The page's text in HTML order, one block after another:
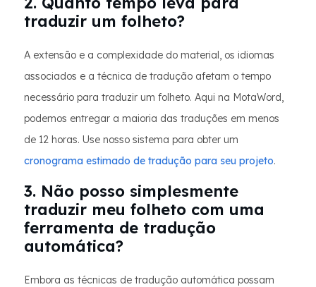
traduzir um folheto?
A extensão e a complexidade do material, os idiomas
associados e a técnica de tradução afetam o tempo
necessário para traduzir um folheto. Aqui na MotaWord,
podemos entregar a maioria das traduções em menos
de 12 horas. Use nosso sistema para obter um
cronograma estimado de tradução para seu projeto.
3. Não posso simplesmente
traduzir meu folheto com uma
ferramenta de tradução
automática?
Embora as técnicas de tradução automática possam